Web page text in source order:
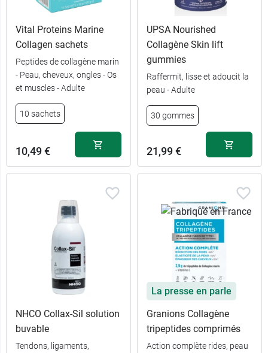
Vital Proteins Marine
Collagen sachets
Peptides de collagène marin
- Peau, cheveux, ongles - Os
et muscles - Adulte
10 sachets
10,49 €
UPSA Nourished
Collagène Skin lift
gummies
Raffermit, lisse et adoucit la
peau - Adulte
30 gommes
21,99 €
NHCO Collax-Sil solution
buvable
Tendons, ligaments,
La presse en parle
Granions Collagène
tripeptides comprimés
Action complète rides, peau